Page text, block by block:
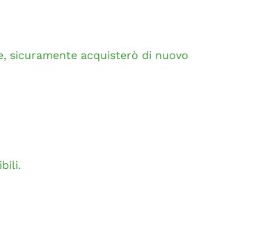
sicuramente acquisterò di nuovo